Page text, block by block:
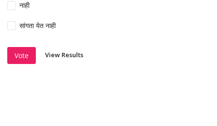
नाही
सांगता येत नाही
Vote View Results